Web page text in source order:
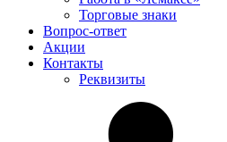
Торговые знаки
Вопрос-ответ
Акции
Контакты
Реквизиты